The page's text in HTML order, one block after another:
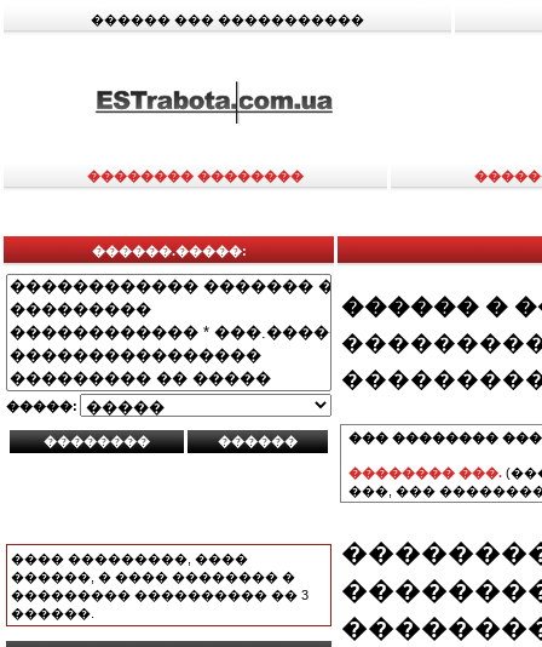
������ ��� �����������
�������� ��������
������.�����:
�����:
���� ���������, ����
������, � ���� �������� �
��������� ���������� �� 3
������.
������ �
��� ��������
�������� ���.
���, ���